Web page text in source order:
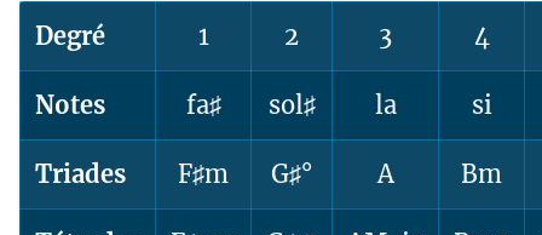
Degré 1 2 3 4
Notes fa♯ sol♯ la si
Triades F♯m G♯° A Bm